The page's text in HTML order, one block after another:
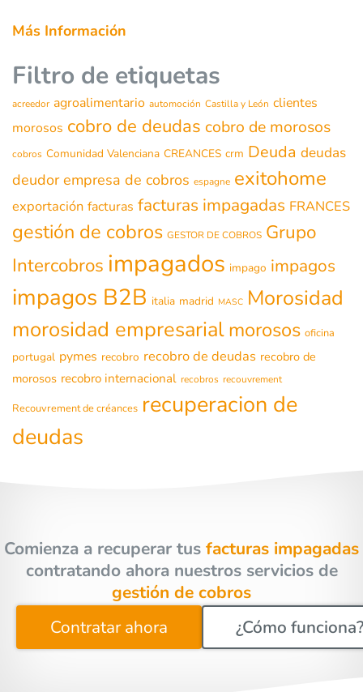
Más Información
Filtro de etiquetas
acreedor agroalimentario automoción Castilla y León clientes
morosos cobro de deudas cobro de morosos
cobros Comunidad Valenciana CREANCES crm Deuda deudas
deudor empresa de cobros espagne exitohome
exportación facturas facturas impagadas FRANCES
gestión de cobros GESTOR DE COBROS Grupo
Intercobros impagados impago impagos
impagos B2B italia madrid MASC Morosidad
morosidad empresarialmorosos oficina
portugal pymes recobro recobro de deudas recobro de
morosos recobro internacional recobros recouvrement
Recouvrement de créances recuperacion de
deudas
Comienza a recuperar tus facturas impagadas
contratando ahora nuestros servicios de
gestión de cobros
Contratar ahora
¿Cómo funciona?